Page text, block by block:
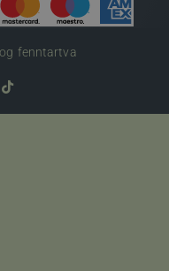
fenntartva